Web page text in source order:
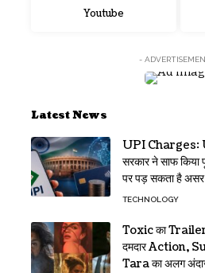
Youtube
-
Latest News
UPI Charges:
सरकार ने साफ किया
पर पड़ सकता है असर
TECHNOLOGY
Toxic का Trailer
दमदार Action,
Tara का अलग